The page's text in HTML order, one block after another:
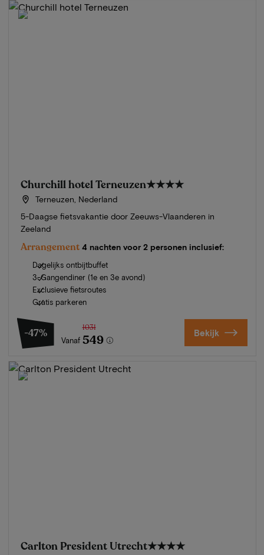
Churchill hotel Terneuzen★★★★
Terneuzen, Nederland
5-Daagse fietsvakantie door Zeeuws-Vlaanderen in
Zeeland
Arrangement 4 nachten voor 2 personen inclusief:
Dagelijks ontbijtbuffet
3-Gangendiner (1e en 3e avond)
Exclusieve fietsroutes
Gratis parkeren
-47%
Vanaf
1031
549 Bekijk
Carlton President Utrecht★★★★